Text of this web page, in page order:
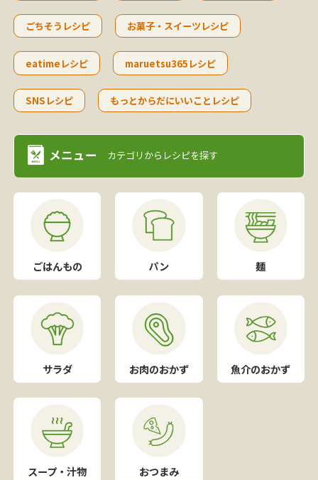
ごちそうレシピ お菓子・スイーツレシピ
eatimeレシピ maruetsu365レシピ
SNSレシピ もっとからだにいいことレシピ
メニュー カテゴリから レシピを探す
ごはんもの パン 麺
サラダ お肉のおかず 魚介のおかず
スープ・汁物 おつまみ